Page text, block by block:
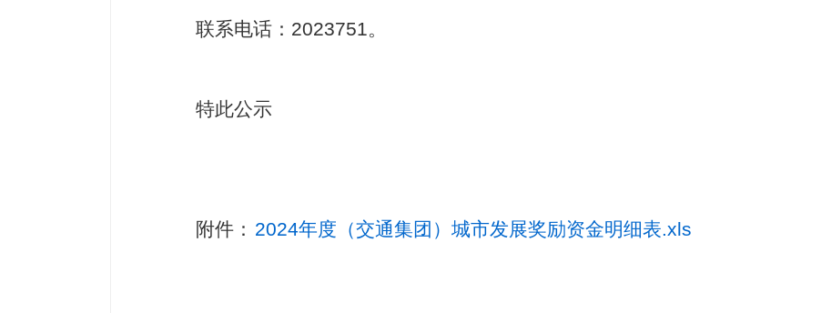
联系电话： 2023751。
特此公示
附件 ： 2024年度（交通集团）城市发展奖励资金明细表.xls